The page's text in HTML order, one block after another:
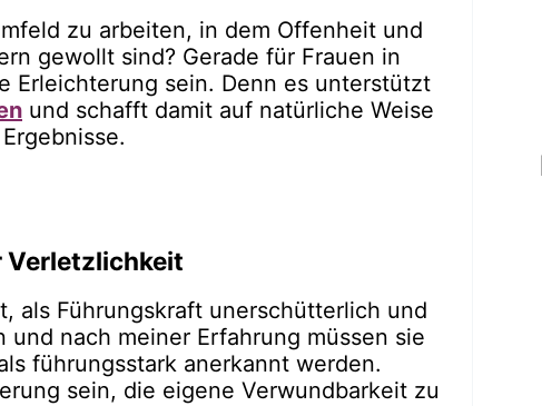
zu arbeiten, in dem Offenheit und
gewollt sind? Gerade für Frauen in
Erleichterung sein. Denn es unterstützt
und schafft damit auf natürliche Weise
Verletzlichkeit
als Führungskraft unerschütterlich und
nach meiner Erfahrung müssen sie
führungsstark anerkannt werden.
sein, die eigene Verwundbarkeit zu